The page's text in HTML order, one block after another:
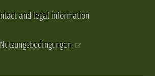
and legal information
Nutzungsbedingungen